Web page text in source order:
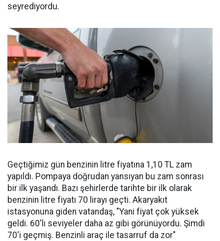
seyrediyordu.
Geçtiğimiz gün benzinin litre fiyatına 1,10 TL zam
yapıldı. Pompaya doğrudan yansıyan bu zam sonrası
bir ilk yaşandı. Bazı şehirlerde tarihte bir ilk olarak
benzinin litre fiyatı 70 lirayı geçti. Akaryakıt
istasyonuna giden vatandaş, "Yani fiyat çok yüksek
geldi. 60'lı seviyeler daha az gibi görünüyordu. Şimdi
70'i geçmiş. Benzinli araç ile tasarruf da zor"